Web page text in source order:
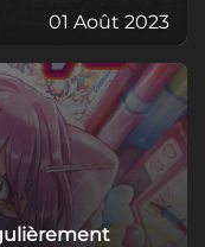
01 Août 2023